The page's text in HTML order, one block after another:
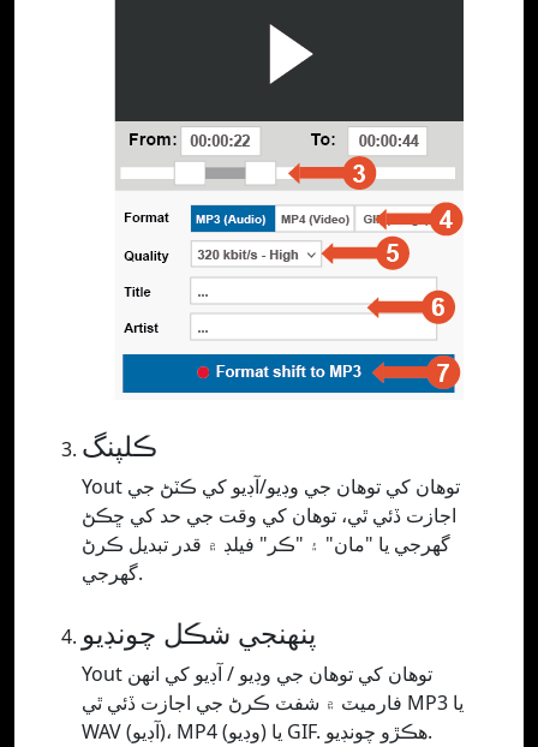
ڪلپنگ
Yout توهان کي توهان جي وڊيو/آڊيو کي ڪٽڻ جي
اجازت ڏئي ٿي، توهان کي وقت جي حد کي ڇڪڻ
گهرجي يا "مان" ۽ "ڪر" فيلڊ ۾ قدر تبديل ڪرڻ
گهرجي.
پنھنجي شڪل چونڊيو
Yout توهان کي توهان جي وڊيو / آڊيو کي انهن
فارميٽ ۾ شفٽ ڪرڻ جي اجازت ڏئي ٿي MP3 يا
WAV (آڊيو)، MP4 (وڊيو) يا GIF. ھڪڙو چونڊيو.